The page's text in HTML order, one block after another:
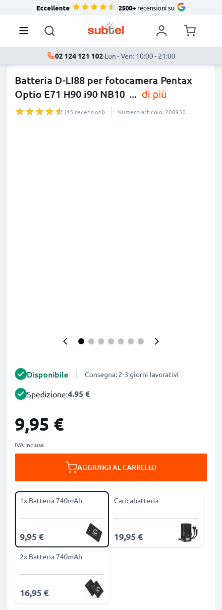
Eccellente 2500+recensioni su
02 124 121 102·Lun - Ven: 10:00 - 21:00
Batteria D-LI88 per fotocamera Pentax
Optio E71 H90 i90 NB10 ... di più
(45 recensioni) Numero articolo: 200930
Disponibile Consegna: 2-3 giorni lavorativi
Spedizione:4.95 €
9,95 €
IVA inclusa
AGGIUNGI AL CARRELLO
1x Batteria 740mAh
9,95 €
Caricabatteria
19,95 €
2x Batteria 740mAh
16,95 €